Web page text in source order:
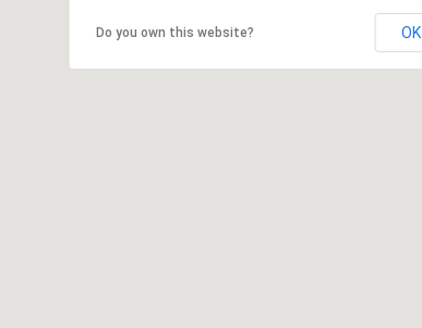
Do you own this website? OK